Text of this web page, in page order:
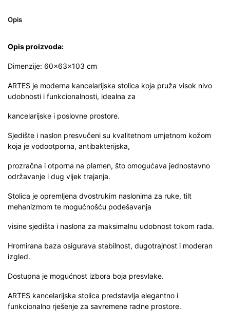
Opis
Opis proizvoda:
Dimenzije: 60x63x103 cm
ARTES je moderna kancelarijska stolica koja pruža visok nivo
udobnosti i funkcionalnosti, idealna za
kancelarijske i poslovne prostore.
Sjedište i naslon presvučeni su kvalitetnom umjetnom kožom
koja je vodootporna, antibakterijska,
prozračna i otporna na plamen, što omogućava jednostavno
održavanje i dug vijek trajanja.
Stolica je opremljena dvostrukim naslonima za ruke, tilt
mehanizmom te mogućnošću podešavanja
visine sjedišta i naslona za maksimalnu udobnost tokom rada.
Hromirana baza osigurava stabilnost, dugotrajnost i moderan
izgled.
Dostupna je mogućnost izbora boja presvlake.
ARTES kancelarijska stolica predstavlja elegantno i
funkcionalno rješenje za savremene radne prostore.